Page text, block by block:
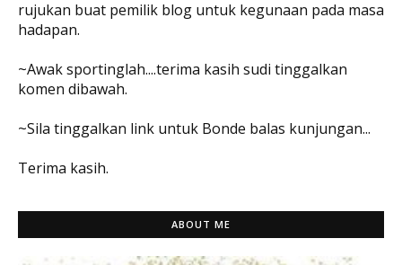
rujukan buat pemilik blog untuk kegunaan pada masa
hadapan.
~Awak sportinglah....terima kasih sudi tinggalkan
komen dibawah.
~Sila tinggalkan link untuk Bonde balas kunjungan...
Terima kasih.
ABOUT ME